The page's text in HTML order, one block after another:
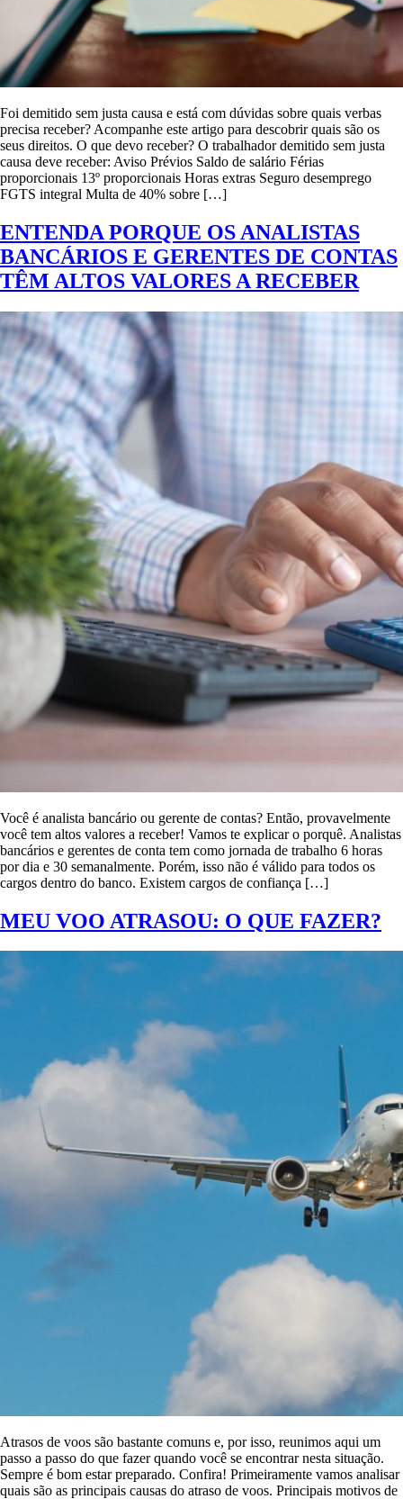
Foi demitido sem justa causa e está com dúvidas sobre quais verbas
precisa receber? Acompanhe este artigo para descobrir quais são os
seus direitos. O que devo receber? O trabalhador demitido sem justa
causa deve receber: Aviso Prévios Saldo de salário Férias
proporcionais 13º proporcionais Horas extras Seguro desemprego
FGTS integral Multa de 40% sobre […]
ENTENDA PORQUE OS ANALISTAS
BANCÁRIOS E GERENTES DE CONTAS
TÊM ALTOS VALORES A RECEBER
Você é analista bancário ou gerente de contas? Então, provavelmente
você tem altos valores a receber! Vamos te explicar o porquê. Analistas
bancários e gerentes de conta tem como jornada de trabalho 6 horas
por dia e 30 semanalmente. Porém, isso não é válido para todos os
cargos dentro do banco. Existem cargos de confiança […]
MEU VOO ATRASOU: O QUE FAZER?
Atrasos de voos são bastante comuns e, por isso, reunimos aqui um
passo a passo do que fazer quando você se encontrar nesta situação.
Sempre é bom estar preparado. Confira! Primeiramente vamos analisar
quais são as principais causas do atraso de voos. Principais motivos de